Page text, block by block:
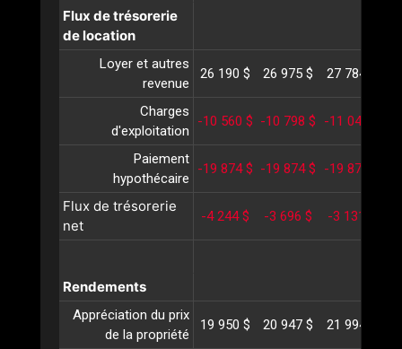
Flux de trésorerie
de location
Loyer et autres
revenue
26 190 $ 26 975 $ 27 784 $
Charges
d'exploitation
-10 560 $ -10 798 $ -11 041 $
Paiement
hypothécaire
-19 874 $ -19 874 $ -19 874 $
Flux de trésorerie
net
-4 244 $ -3 696 $ -3 131 $
Rendements
Appréciation du prix
de la propriété
19 950 $ 20 947 $ 21 994 $